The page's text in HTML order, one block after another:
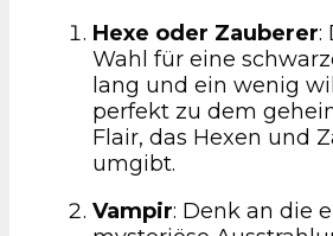
Hexe oder Zauberer:
Wahl für eine
lang und ein wenig
perfekt zu dem
Flair, das Hexen und
umgibt.
Vampir: Denk an die